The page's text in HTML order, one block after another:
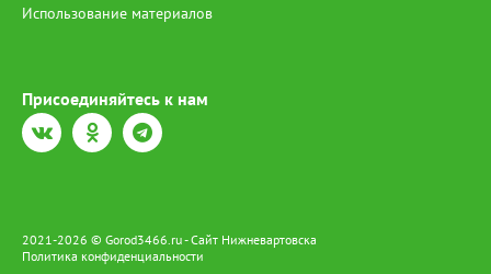
Использование материалов
Присоединяйтесь к нам
2021-2026 © Gorod3466.ru - Сайт Нижневартовска
Политика конфиденциальности